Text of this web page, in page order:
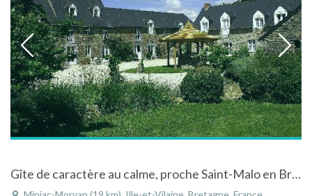
Gîte de caractère au calme, proche Saint-Malo en Bretagne, entre Mont St Michel, Dinan et Cap Fréhel